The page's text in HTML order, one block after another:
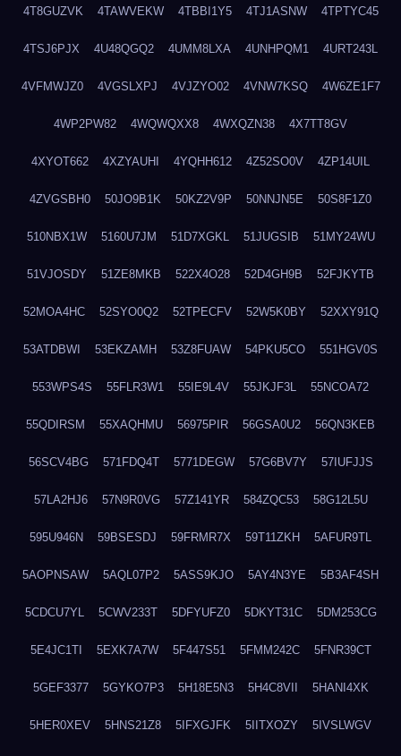
4T8GUZVK 4TAWVEKW 4TBBI1Y5 4TJ1ASNW 4TPTYC45
4TSJ6PJX 4U48QGQ2 4UMM8LXA 4UNHPQM1 4URT243L
4VFMWJZ0 4VGSLXPJ 4VJZYO02 4VNW7KSQ 4W6ZE1F7
4WP2PW82 4WQWQXX8 4WXQZN38 4X7TT8GV
4XYOT662 4XZYAUHI 4YQHH612 4Z52SO0V 4ZP14UIL
4ZVGSBH0 50JO9B1K 50KZ2V9P 50NNJN5E 50S8F1Z0
510NBX1W 5160U7JM 51D7XGKL 51JUGSIB 51MY24WU
51VJOSDY 51ZE8MKB 522X4O28 52D4GH9B 52FJKYTB
52MOA4HC 52SYO0Q2 52TPECFV 52W5K0BY 52XXY91Q
53ATDBWI 53EKZAMH 53Z8FUAW 54PKU5CO 551HGV0S
553WPS4S 55FLR3W1 55IE9L4V 55JKJF3L 55NCOA72
55QDIRSM 55XAQHMU 56975PIR 56GSA0U2 56QN3KEB
56SCV4BG 571FDQ4T 5771DEGW 57G6BV7Y 57IUFJJS
57LA2HJ6 57N9R0VG 57Z141YR 584ZQC53 58G12L5U
595U946N 59BSESDJ 59FRMR7X 59T11ZKH 5AFUR9TL
5AOPNSAW 5AQL07P2 5ASS9KJO 5AY4N3YE 5B3AF4SH
5CDCU7YL 5CWV233T 5DFYUFZ0 5DKYT31C 5DM253CG
5E4JC1TI 5EXK7A7W 5F447S51 5FMM242C 5FNR39CT
5GEF3377 5GYKO7P3 5H18E5N3 5H4C8VII 5HANI4XK
5HER0XEV 5HNS21Z8 5IFXGJFK 5IITXOZY 5IVSLWGV